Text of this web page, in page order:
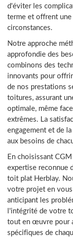
d'éviter les
terme et offrent
circonstances.
Notre approche
approfondie des
combinons des
innovants pour
de nos prestations
toitures, assurant
optimale, même
extrêmes. La
engagement et de
aux besoins de
En choisissant
expertise reconnue
toit plat Herblay.
votre projet en
anticipant les
l'intégrité de votre
tout en œuvre pour
spécifiques de